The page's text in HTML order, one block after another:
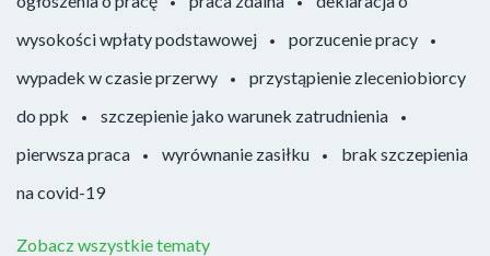
wysokości wpłaty podstawowej
porzucenie pracy
wypadek w czasie przerwy
przystąpienie zleceniobiorcy
do ppk
szczepienie jako warunek zatrudnienia
pierwsza praca
wyrównanie zasiłku
brak szczepienia
na covid-19
Zobacz wszystkie tematy